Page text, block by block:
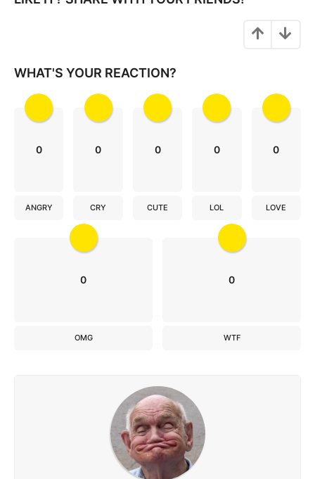
WHAT'S YOUR REACTION?
0
ANGRY
0
CRY
0
CUTE
0
LOL
0
LOVE
0
OMG
0
WTF